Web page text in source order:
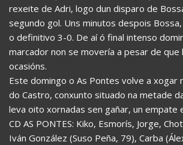
rexeite de Adri, logo dun disparo de
segundo gol. Uns minutos despois
o definitivo 3-0. De aí ó final intenso
marcador non se movería a pesar de que
ocasións.
Este domingo o As Pontes volve a xogar
do Castro, conxunto situado na metade
leva oito xornadas sen gañar, un empate
CD AS PONTES: Kiko, Esmorís, Jorge,
Iván González (Suso Peña, 79), Carba